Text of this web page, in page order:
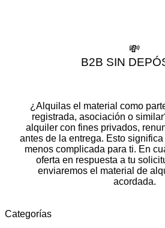
💸
B2B SIN
¿Alquilas el material como
registrada, asociación o
alquiler con fines privados,
antes de la entrega. Esto
menos complicada para ti. En
oferta en respuesta a tu
enviaremos el material de
acordada.
Categorías